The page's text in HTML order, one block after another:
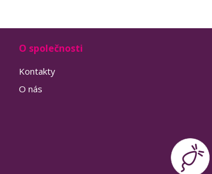
O společnosti
Kontakty
O nás